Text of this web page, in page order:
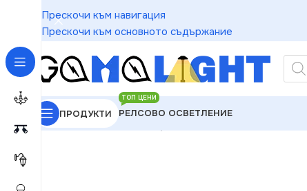
Прескочи към навигация
Прескочи към основното съдържание
ПРОДУКТИ РЕЛСОВО ОСВЕТЛЕНИЕ
ТОП ЦЕНИ
GAMALIGHT»